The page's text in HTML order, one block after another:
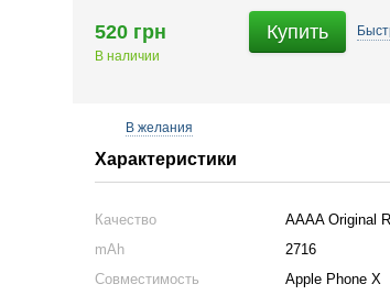
520 грн
В наличии
Купить
В желания
Характеристики
Качество
AAAA Original
mAh
2716
Совместимость
Apple Phone X